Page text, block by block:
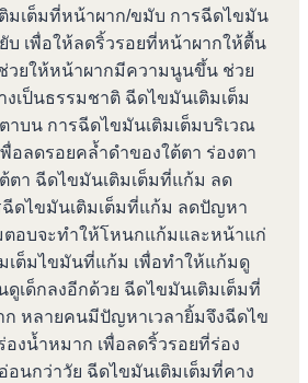
มเต็มที่หน้าผาก/ขมับ การฉีดไขมัน
บ เพื่อให้ลดริ้วรอยที่หน้าผากให้ตื้น
วยให้หน้าผากมีความนูนขึ้น ช่วย
เป็นธรรมชาติ ฉีดไขมันเติมเต็ม
าบน การฉีดไขมันเติมเต็มบริเวณ
อลดรอยคล้ำดำของใต้ตา ร่องตา
ตา ฉีดไขมันเติมเต็มที่แก้ม ลด
ดไขมันเติมเต็มที่แก้ม ลดปัญหา
ตอบจะทำให้โหนกแก้มและหน้าแก่
มเต็มไขมันที่แก้ม เพื่อทำให้แก้มดู
เด็กลงอีกด้วย ฉีดไขมันเติมเต็มที่
ก หลายคนมีปัญหาเวลายิ้มจึงฉีดไข
งน้ำหมาก เพื่อลดริ้วรอยที่ร่อง
นกว่าวัย ฉีดไขมันเติมเต็มที่คาง